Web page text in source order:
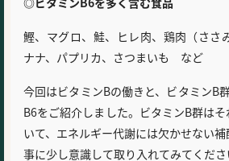
鰹、マグロ、鮭、ヒレ肉、鶏肉（ささ
ナナ、パプリカ、さつまいも など
今回はビタミンBの働きと、ビタミンB
B6をご紹介しました。ビタミンB群は
いて、エネルギー代謝には欠かせない
事に少し意識して取り入れてみてくださ